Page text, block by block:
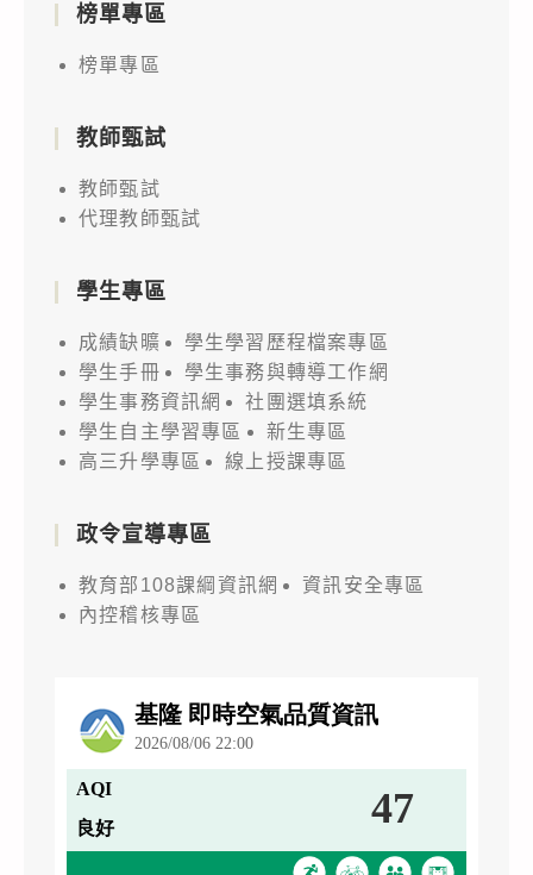
榜單專區
榜單專區
教師甄試
教師甄試
代理教師甄試
學生專區
成績缺曠
學生學習歷程檔案專區
學生手冊
學生事務與轉導工作網
學生事務資訊網
社團選填系統
學生自主學習專區
新生專區
高三升學專區
線上授課專區
政令宣導專區
教育部108課綱資訊網
資訊安全專區
內控稽核專區